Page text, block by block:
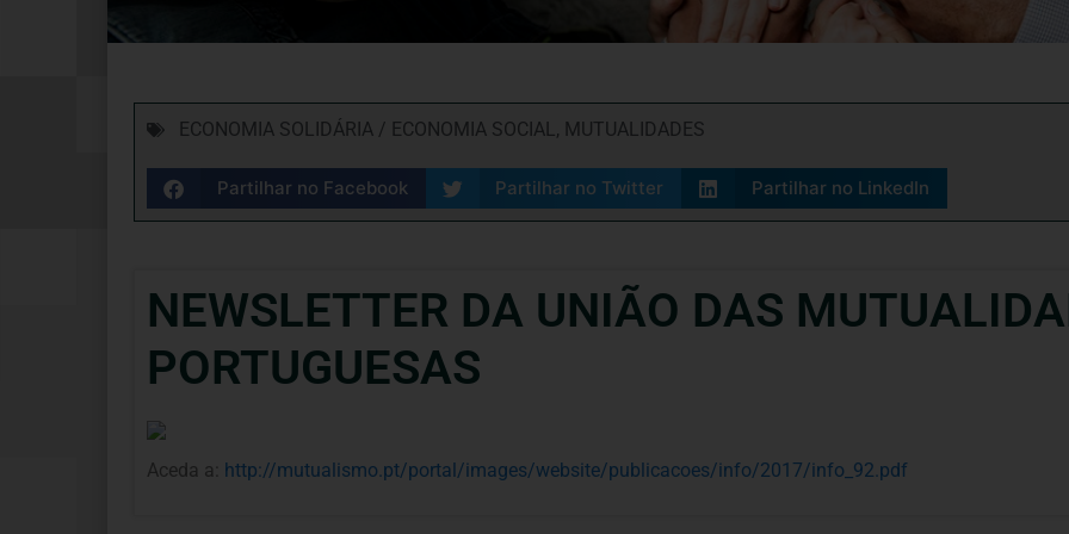
ECONOMIA SOLIDÁRIA / ECONOMIA SOCIAL, MUTUALIDADES
Partilhar no Facebook Partilhar no Twitter Partilhar no LinkedIn
NEWSLETTER DA UNIÃO DAS
PORTUGUESAS
Aceda a: http://mutualismo.pt/portal/images/website/publicacoes/info/2017/info_92.pdf